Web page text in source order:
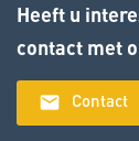
Heeft u
contact met
email Contact